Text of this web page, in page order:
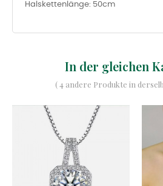
Halskettenlänge: 50cm
In der gleichen
( 4 andere Produkte in